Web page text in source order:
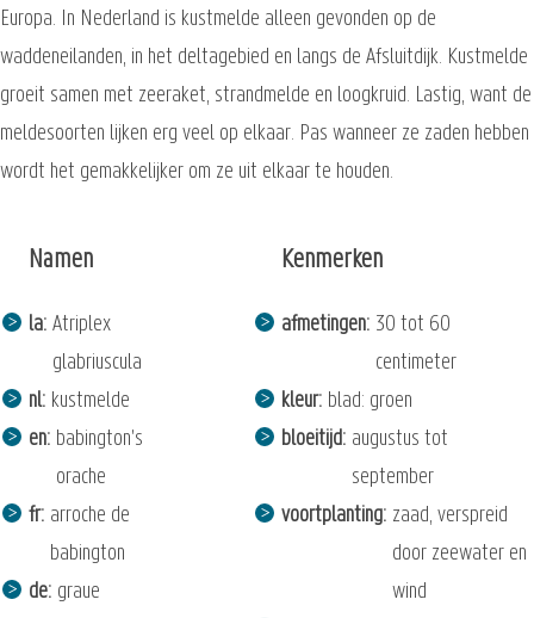
Europa. In Nederland is kustmelde alleen gevonden op de
waddeneilanden, in het deltagebied en langs de Afsluitdijk. Kustmelde
groeit samen met zeeraket, strandmelde en loogkruid. Lastig, want de
meldesoorten lijken erg veel op elkaar. Pas wanneer ze zaden hebben
wordt het gemakkelijker om ze uit elkaar te houden.
Namen
la Atriplex
glabriuscula
nl kustmelde
en babington's
orache
fr arroche de
babington
de graue
Kenmerken
afmetingen 30 tot 60
centimeter
kleur blad: groen
bloeitijd augustus tot
september
voortplanting zaad, verspreid
door zeewater en
wind